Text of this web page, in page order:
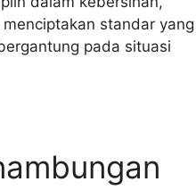
standar yang
pada situasi